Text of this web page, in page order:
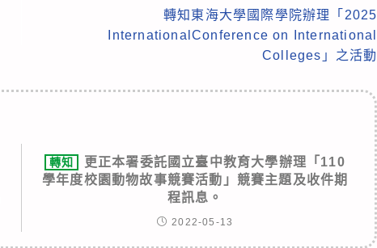
轉知東海大學國際學院辦理「2025
InternationalConference on International
Colleges」之活動
轉知
更正本署委託國立臺中教育大學辦理「110
學年度校園動物故事競賽活動」競賽主題及收件期
程訊息。
2022-05-13